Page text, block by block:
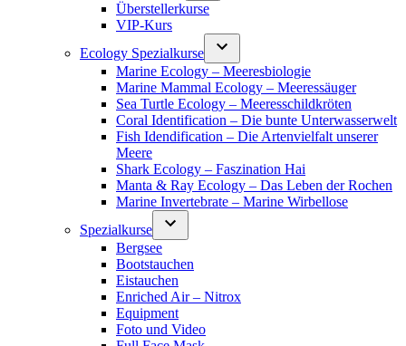
Überstellerkurse
VIP-Kurs
Ecology Spezialkurse
Marine Ecology – Meeresbiologie
Marine Mammal Ecology – Meeressäuger
Sea Turtle Ecology – Meeresschildkröten
Coral Identification – Die bunte Unterwasserwelt
Fish Idendification – Die Artenvielfalt unserer
Meere
Shark Ecology – Faszination Hai
Manta & Ray Ecology – Das Leben der Rochen
Marine Invertebrate – Marine Wirbellose
Spezialkurse
Bergsee
Bootstauchen
Eistauchen
Enriched Air – Nitrox
Equipment
Foto und Video